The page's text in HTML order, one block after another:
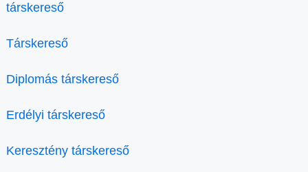
társkereső
Társkereső
Diplomás társkereső
Erdélyi társkereső
Keresztény társkereső